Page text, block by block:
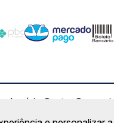
Centro